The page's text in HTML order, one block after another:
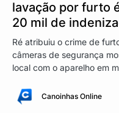
lavação por furto
20 mil de
Ré atribuiu o crime de
câmeras de segurança
local com o aparelho em
Canoinhas Online